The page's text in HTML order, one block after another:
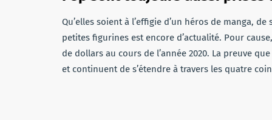
Qu’elles soient à l’effigie d’un héros de manga,
petites figurines est encore d’actualité. Pour
de dollars au cours de l’année 2020. La preuve
et continuent de s’étendre à travers les quatre